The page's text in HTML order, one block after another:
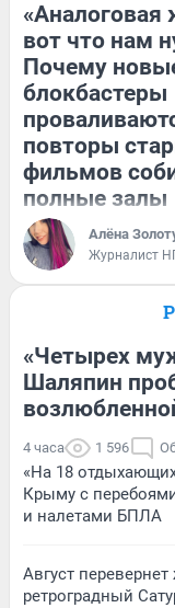
вот что нам
Почему
блокбастеры
повторы
фильмов
полные залы
Алёна
Журналист
«Четырех
Шаляпин
4 часа 1 596
«На 18
Крыму с
и налетами БПЛА
Август
ретроградный